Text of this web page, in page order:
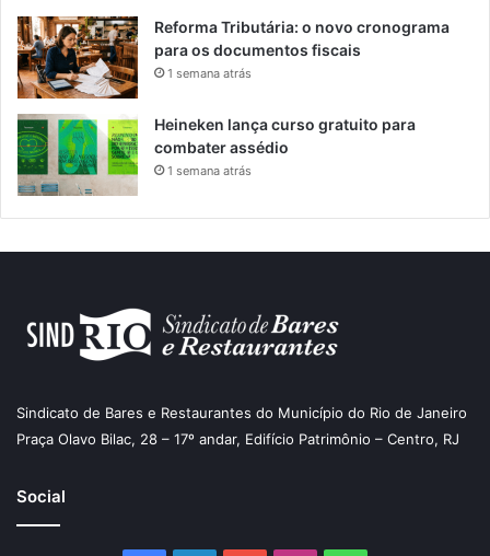
Reforma Tributária: o novo cronograma
para os documentos fiscais
1 semana atrás
Heineken lança curso gratuito para
combater assédio
1 semana atrás
Sindicato de Bares e Restaurantes do Município do Rio de Janeiro
Praça Olavo Bilac, 28 – 17º andar, Edifício Patrimônio – Centro, RJ
Social